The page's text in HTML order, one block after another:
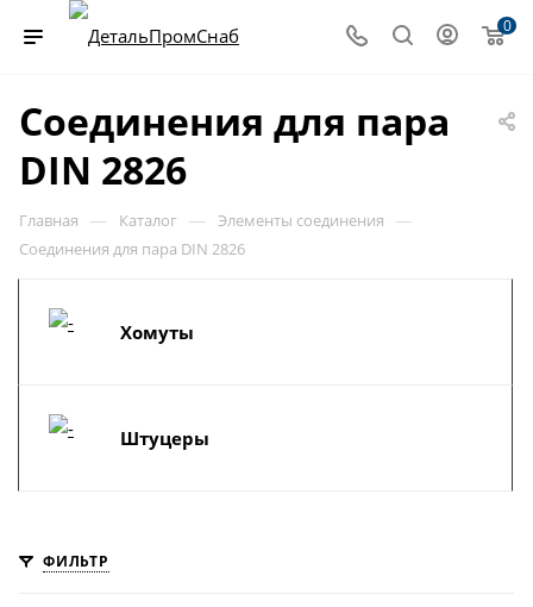
0
Соединения для пара
DIN 2826
Главная — Каталог — Элементы соединения —
Соединения для пара DIN 2826
Хомуты
Штуцеры
ФИЛЬТР